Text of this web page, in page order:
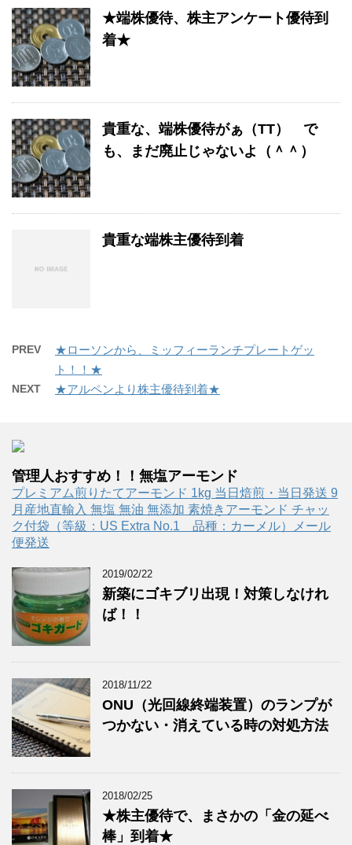
★端株優待、株主アンケート優待到
着★
貴重な、端株優待がぁ（TT） で
も、まだ廃止じゃないよ（＾＾）
貴重な端株主優待到着
PREV
★ローソンから、ミッフィーランチプレートゲッ
ト！！★
NEXT ★アルペンより株主優待到着★
管理人おすすめ！！無塩アーモンド
プレミアム煎りたてアーモンド 1kg 当日焙煎・当日発送 9
月産地直輸入 無塩 無油 無添加 素焼きアーモンド チャッ
ク付袋（等級：US Extra No.1 品種：カーメル）メール
便発送
2019/02/22
新築にゴキブリ出現！対策しなけれ
ば！！
2018/11/22
ONU（光回線終端装置）のランプが
つかない・消えている時の対処方法
2018/02/25
★株主優待で、まさかの「金の延べ
棒」到着★